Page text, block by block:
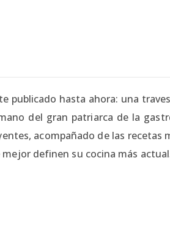
publicado hasta ahora: una
del gran patriarca de la
acompañado de las recetas
definen su cocina más